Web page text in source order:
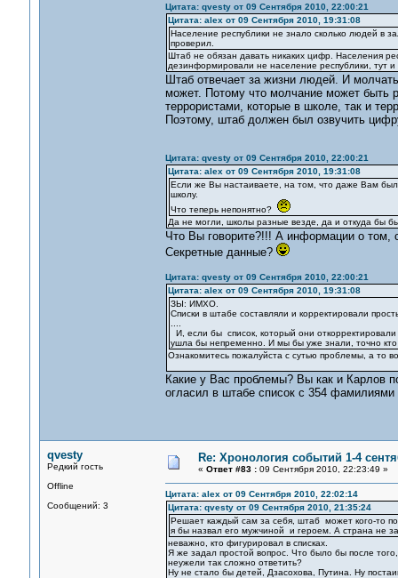
Цитата: qvesty от 09 Сентября 2010, 22:00:21
Цитата: alex от 09 Сентября 2010, 19:31:08
Население республики не знало сколько людей в
проверил.
Штаб не обязан давать никаких цифр. Населения
дезинформировали не население республики, тут
Штаб отвечает за жизни людей. И
может. Потому что молчание может быть
террористами, которые в школе, так и
Поэтому, штаб должен был озвучить
Цитата: qvesty от 09 Сентября 2010, 22:00:21
Цитата: alex от 09 Сентября 2010, 19:31:08
Если же Вы настаиваете, на том, что даже Вам
школу.
Что теперь непонятно?
Да не могли, школы разные везде, да и откуда бы
Что Вы говорите?!!! А информации о том,
Секретные данные?
Цитата: qvesty от 09 Сентября 2010, 22:00:21
Цитата: alex от 09 Сентября 2010, 19:31:08
ЗЫ: ИМХО.
Списки в штабе составляли и корректировали
И, если бы список, который они
ушла бы непременно. И мы бы уже знали, точно кто
Ознакомитесь пожалуйста с сутью проблемы, а то
Какие у Вас проблемы? Вы как и Карлов
огласил в штабе список с 354
qvesty
Редкий гость
Offline
Сообщений: 3
Re: Хронология событий 1-4
« Ответ #83 :09 Сентября 2010, 22:23:49 »
Цитата: alex от 09 Сентября 2010, 22:02:14
Цитата: qvesty от 09 Сентября 2010, 21:35:24
Решает каждый сам за себя, штаб может кого-то
я бы назвал его мужчиной и героем. А страна не
неважно, кто фигурировал в списках.
Я же задал простой вопрос. Что было бы после
неужели так сложно ответить?
Ну не стало бы детей, Дзасохова, Путина. Ну